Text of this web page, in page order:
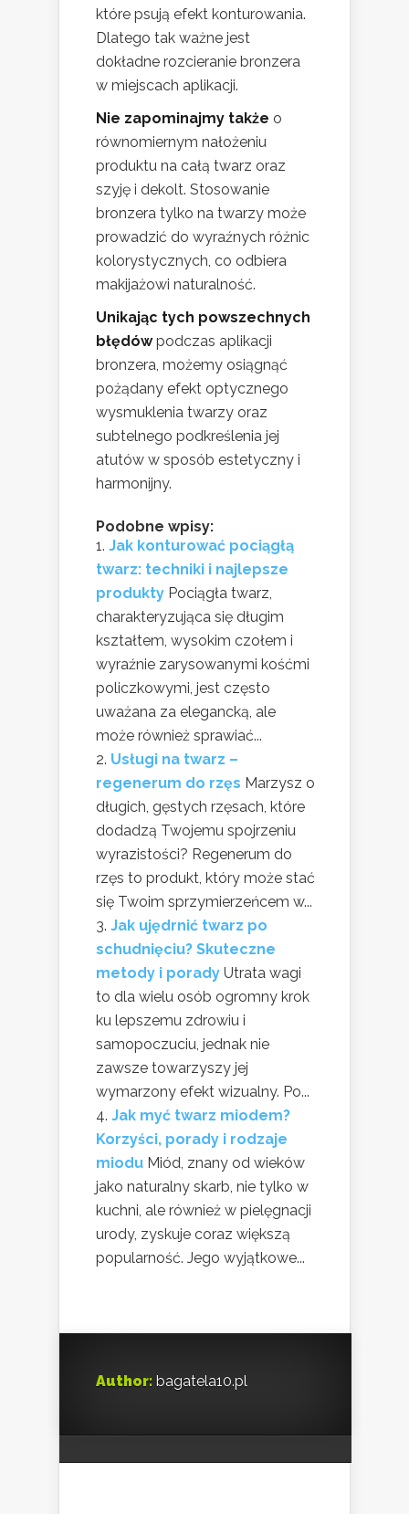
które psują efekt konturowania.
Dlatego tak ważne jest
dokładne rozcieranie bronzera
w miejscach aplikacji.
Nie zapominajmy także o
równomiernym nałożeniu
produktu na całą twarz oraz
szyję i dekolt. Stosowanie
bronzera tylko na twarzy może
prowadzić do wyraźnych różnic
kolorystycznych, co odbiera
makijażowi naturalność.
Unikając tych powszechnych
błędówpodczas aplikacji
bronzera, możemy osiągnąć
pożądany efekt optycznego
wysmuklenia twarzy oraz
subtelnego podkreślenia jej
atutów w sposób estetyczny i
harmonijny.
Podobne wpisy:
Jak konturować pociągłą
twarz: techniki i najlepsze
produkty Pociągła twarz,
charakteryzująca się długim
kształtem, wysokim czołem i
wyraźnie zarysowanymi kośćmi
policzkowymi, jest często
uważana za elegancką, ale
może również sprawiać...
Usługi na twarz –
regenerum do rzęs Marzysz o
długich, gęstych rzęsach, które
dodadzą Twojemu spojrzeniu
wyrazistości? Regenerum do
rzęs to produkt, który może stać
się Twoim sprzymierzeńcem w...
Jak ujędrnić twarz po
schudnięciu? Skuteczne
metody i porady Utrata wagi
to dla wielu osób ogromny krok
ku lepszemu zdrowiu i
samopoczuciu, jednak nie
zawsze towarzyszy jej
wymarzony efekt wizualny. Po...
Jak myć twarz miodem?
Korzyści, porady i rodzaje
miodu Miód, znany od wieków
jako naturalny skarb, nie tylko w
kuchni, ale również w pielęgnacji
urody, zyskuje coraz większą
popularność. Jego wyjątkowe...
Author: bagatela10.pl